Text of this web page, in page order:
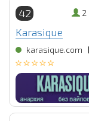
42 2
Karasique
karasique.com